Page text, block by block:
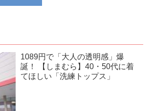
1089円で「大人の透明感」爆
誕！ 【しまむら】40・50代に着
てほしい「洗練トップス」